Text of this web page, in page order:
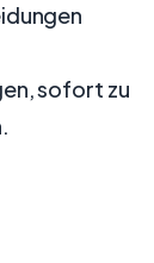
sofort zu